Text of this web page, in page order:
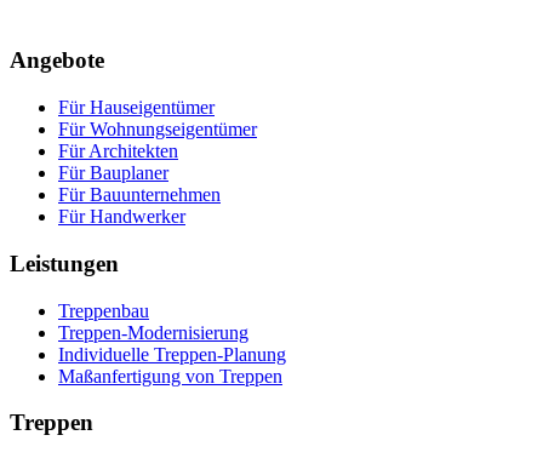
Angebote
Für Hauseigentümer
Für Wohnungseigentümer
Für Architekten
Für Bauplaner
Für Bauunternehmen
Für Handwerker
Leistungen
Treppenbau
Treppen-Modernisierung
Individuelle Treppen-Planung
Maßanfertigung von Treppen
Treppen